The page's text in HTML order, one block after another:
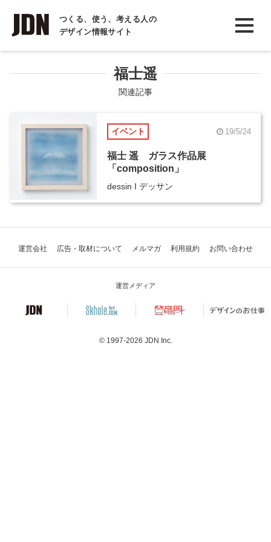
つくる、使う、考える人の
デザイン情報サイト
INTERVIEW
インタビュー
コラム
福士遥
関連記事
イベント 19/5/24
福士 遥 ガラス作品展
「composition」
dessin I デッサン
運営会社 広告・取材について メルマガ 利用規約 お問い合わせ
運営メディア
© 1997-2026 JDN Inc.